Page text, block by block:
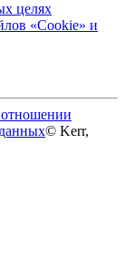
целях
«Cookie» и
© Kerr,